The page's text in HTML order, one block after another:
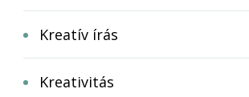
Kreatív írás
Kreativitás